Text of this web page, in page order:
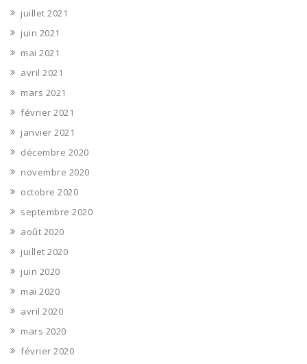
juillet 2021
juin 2021
mai 2021
avril 2021
mars 2021
février 2021
janvier 2021
décembre 2020
novembre 2020
octobre 2020
septembre 2020
août 2020
juillet 2020
juin 2020
mai 2020
avril 2020
mars 2020
février 2020